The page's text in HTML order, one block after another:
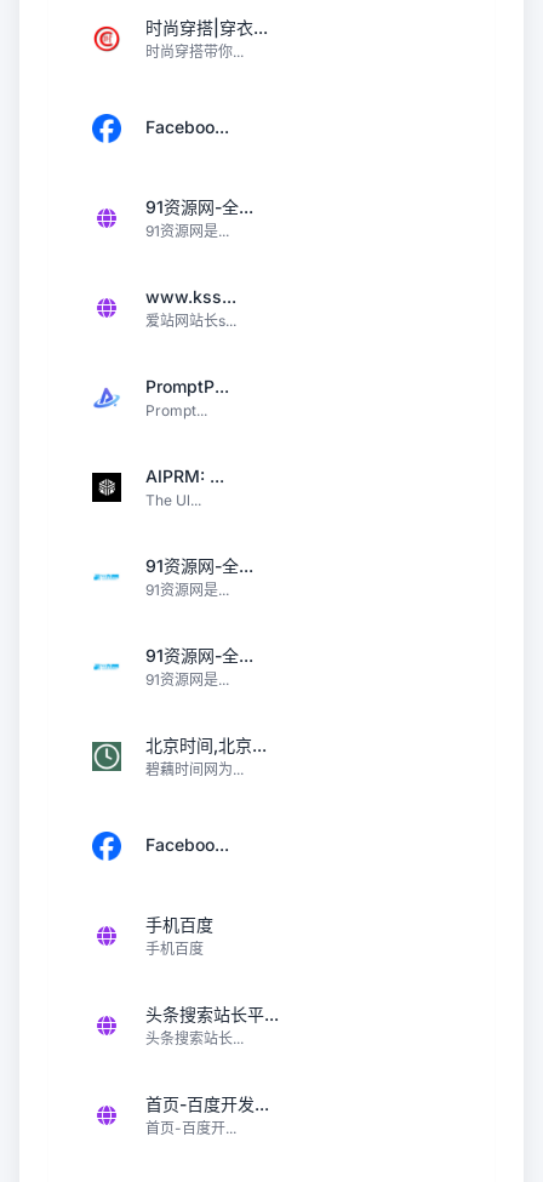
时尚穿搭|穿衣...
时尚穿搭带你...
Faceboo...
91资源网-全...
91资源网是...
www.kss...
爱站网站长s...
PromptP...
Prompt...
AIPRM: ...
The Ul...
91资源网-全...
91资源网是...
91资源网-全...
91资源网是...
北京时间,北京...
碧藕时间网为...
Faceboo...
手机百度
手机百度
头条搜索站长平...
头条搜索站长...
首页-百度开发...
首页-百度开...